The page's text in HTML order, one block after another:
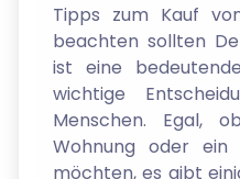
Tipps zum Kauf
beachten sollten
ist eine
wichtige
Menschen. Egal,
Wohnung oder ein
möchten, es gibt